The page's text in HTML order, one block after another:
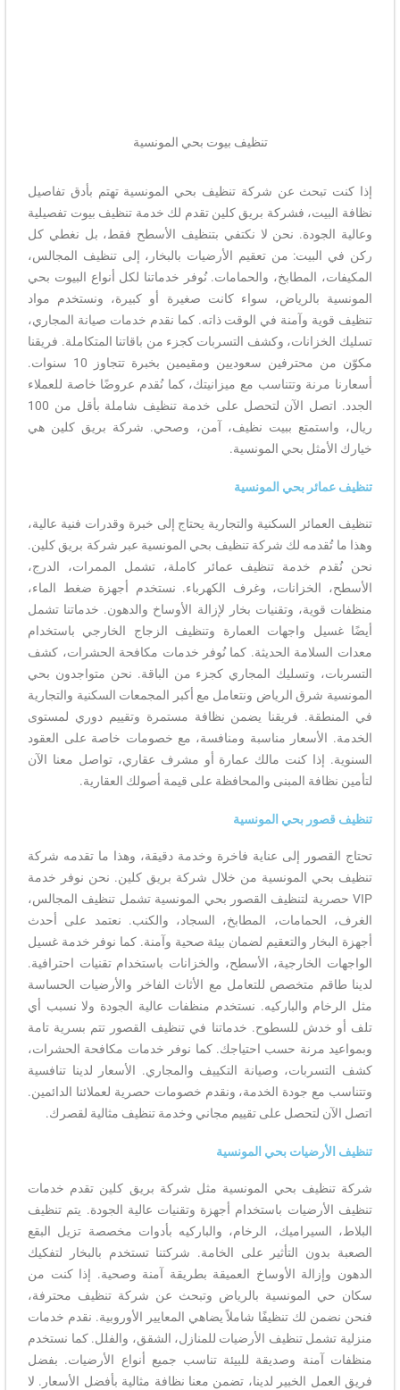
تنظيف بيوت بحي المونسية
إذا كنت تبحث عن شركة تنظيف بحي المونسية تهتم بأدق تفاصيل
نظافة البيت، فشركة بريق كلين تقدم لك خدمة تنظيف بيوت تفصيلية
وعالية الجودة. نحن لا نكتفي بتنظيف الأسطح فقط، بل نغطي كل
ركن في البيت: من تعقيم الأرضيات بالبخار، إلى تنظيف المجالس،
المكيفات، المطابخ، والحمامات. نُوفر خدماتنا لكل أنواع البيوت بحي
المونسية بالرياض، سواء كانت صغيرة أو كبيرة، ونستخدم مواد
تنظيف قوية وآمنة في الوقت ذاته. كما نقدم خدمات صيانة المجاري،
تسليك الخزانات، وكشف التسربات كجزء من باقاتنا المتكاملة. فريقنا
مكوّن من محترفين سعوديين ومقيمين بخبرة تتجاوز 10 سنوات.
أسعارنا مرنة وتتناسب مع ميزانيتك، كما نُقدم عروضًا خاصة للعملاء
الجدد. اتصل الآن لتحصل على خدمة تنظيف شاملة بأقل من 100
ريال، واستمتع ببيت نظيف، آمن، وصحي. شركة بريق كلين هي
خيارك الأمثل بحي المونسية.
تنظيف عمائر بحي المونسية
تنظيف العمائر السكنية والتجارية يحتاج إلى خبرة وقدرات فنية عالية،
وهذا ما تُقدمه لك شركة تنظيف بحي المونسية عبر شركة بريق كلين.
نحن نُقدم خدمة تنظيف عمائر كاملة، تشمل الممرات، الدرج،
الأسطح، الخزانات، وغرف الكهرباء. نستخدم أجهزة ضغط الماء،
منظفات قوية، وتقنيات بخار لإزالة الأوساخ والدهون. خدماتنا تشمل
أيضًا غسيل واجهات العمارة وتنظيف الزجاج الخارجي باستخدام
معدات السلامة الحديثة. كما نُوفر خدمات مكافحة الحشرات، كشف
التسربات، وتسليك المجاري كجزء من الباقة. نحن متواجدون بحي
المونسية شرق الرياض ونتعامل مع أكبر المجمعات السكنية والتجارية
في المنطقة. فريقنا يضمن نظافة مستمرة وتقييم دوري لمستوى
الخدمة. الأسعار مناسبة ومنافسة، مع خصومات خاصة على العقود
السنوية. إذا كنت مالك عمارة أو مشرف عقاري، تواصل معنا الآن
لتأمين نظافة المبنى والمحافظة على قيمة أصولك العقارية.
تنظيف قصور بحي المونسية
تحتاج القصور إلى عناية فاخرة وخدمة دقيقة، وهذا ما تقدمه شركة
تنظيف بحي المونسية من خلال شركة بريق كلين. نحن نوفر خدمة
VIP حصرية لتنظيف القصور بحي المونسية تشمل تنظيف المجالس،
الغرف، الحمامات، المطابخ، السجاد، والكنب. نعتمد على أحدث
أجهزة البخار والتعقيم لضمان بيئة صحية وآمنة. كما نوفر خدمة غسيل
الواجهات الخارجية، الأسطح، والخزانات باستخدام تقنيات احترافية.
لدينا طاقم متخصص للتعامل مع الأثاث الفاخر والأرضيات الحساسة
مثل الرخام والباركيه. نستخدم منظفات عالية الجودة ولا نسبب أي
تلف أو خدش للسطوح. خدماتنا في تنظيف القصور تتم بسرية تامة
وبمواعيد مرنة حسب احتياجك. كما نوفر خدمات مكافحة الحشرات،
كشف التسربات، وصيانة التكييف والمجاري. الأسعار لدينا تنافسية
وتتناسب مع جودة الخدمة، ونقدم خصومات حصرية لعملائنا الدائمين.
اتصل الآن لتحصل على تقييم مجاني وخدمة تنظيف مثالية لقصرك.
تنظيف الأرضيات بحي المونسية
شركة تنظيف بحي المونسية مثل شركة بريق كلين تقدم خدمات
تنظيف الأرضيات باستخدام أجهزة وتقنيات عالية الجودة. يتم تنظيف
البلاط، السيراميك، الرخام، والباركيه بأدوات مخصصة تزيل البقع
الصعبة بدون التأثير على الخامة. شركتنا تستخدم بالبخار لتفكيك
الدهون وإزالة الأوساخ العميقة بطريقة آمنة وصحية. إذا كنت من
سكان حي المونسية بالرياض وتبحث عن شركة تنظيف محترفة،
فنحن نضمن لك تنظيفًا شاملاً يضاهي المعايير الأوروبية. نقدم خدمات
منزلية تشمل تنظيف الأرضيات للمنازل، الشقق، والفلل. كما نستخدم
منظفات آمنة وصديقة للبيئة تناسب جميع أنواع الأرضيات. بفضل
فريق العمل الخبير لدينا، تضمن معنا نظافة مثالية بأفضل الأسعار. لا